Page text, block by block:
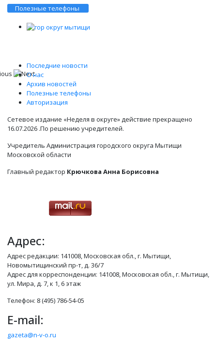
Полезные телефоны
Последние новости
О нас
Архив новостей
Полезные телефоны
Авторизация
Сетевое издание «Неделя в округе» действие прекращено
16.07.2026 .По решению учредителей.
Учредитель Администрация городского округа Мытищи
Московской области
Главный редактор Крючкова Анна Борисовна
Адрес:
Адрес редакции: 141008, Московская обл., г. Мытищи,
Новомытищинский пр-т, д. 36/7
Адрес для корреспонденции: 141008, Московская обл., г. Мытищи,
ул. Мира, д. 7, к 1, 6 этаж
Телефон: 8 (495) 786-54-05
E-mail:
gazeta@n-v-o.ru